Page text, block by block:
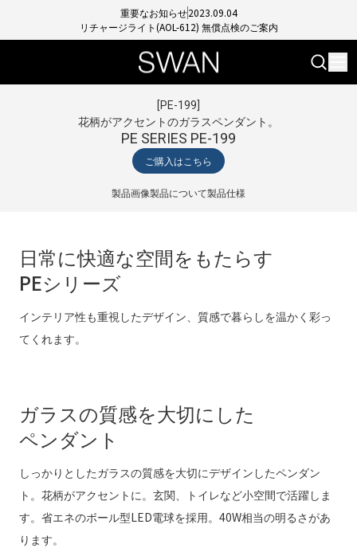
重要なお知らせ2023.09.04
リチャージライト(AOL-612) 無償点検のご案内
[PE-199
花柄がアクセントのガラスペンダント。
PE SERIES PE-199
ご購入はこちら
製品画像製品について製品仕様
日常に快適な空間をもたらす
PEシリーズ
インテリア性も重視したデザイン、質感で暮らしを温かく彩っ
てくれます。
ガラスの質感を大切にした
ペンダント
しっかりとしたガラスの質感を大切にデザインしたペンダン
ト。花柄がアクセントに。玄関、トイレなど小空間で活躍しま
す。省エネのボール型LED電球を採用。40W相当の明るさがあ
ります。